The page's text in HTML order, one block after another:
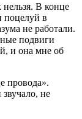
В конце
поцелуй в
не работали.
подвиги
и она мне об
провода».
не